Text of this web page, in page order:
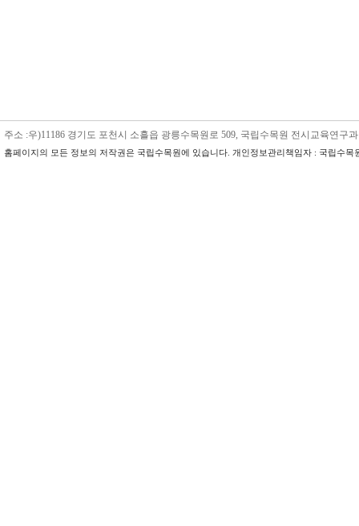
주소 :우)11186 경기도 포천시 소흘읍 광릉수목원로 509, 국립수목원 전시교육연구
홈페이지의 모든 정보의 저작권은 국립수목원에 있습니다. 개인정보관리책임자 : 국립수목